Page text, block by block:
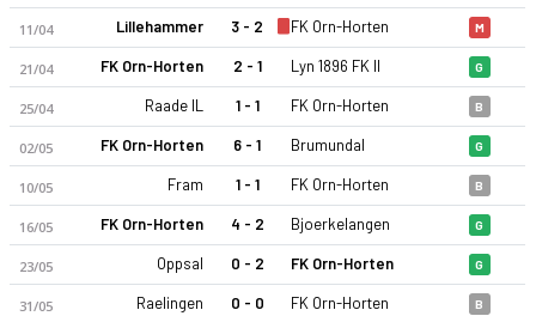
11/04 Lillehammer 3 - 2 FK Orn-Horten M
21/04 FK Orn-Horten 2 - 1 Lyn 1896 FK II G
25/04 Raade IL 1 - 1 FK Orn-Horten B
02/05 FK Orn-Horten 6 - 1 Brumundal G
10/05 Fram 1 - 1 FK Orn-Horten B
16/05 FK Orn-Horten 4 - 2 Bjoerkelangen G
23/05 Oppsal 0 - 2 FK Orn-Horten G
31/05 Raelingen 0 - 0 FK Orn-Horten B